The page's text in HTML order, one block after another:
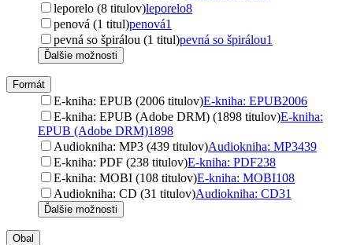
leporelo (8 titulov)leporelo8
penová (1 titul)penová1
pevná so špirálou (1 titul)pevná so špirálou1
Ďalšie možnosti
Formát
E-kniha: EPUB (2006 titulov)E-kniha: EPUB2006
E-kniha: EPUB (Adobe DRM) (1898 titulov)E-kniha:
EPUB (Adobe DRM)1898
Audiokniha: MP3 (439 titulov)Audiokniha: MP3439
E-kniha: PDF (238 titulov)E-kniha: PDF238
E-kniha: MOBI (108 titulov)E-kniha: MOBI108
Audiokniha: CD (31 titulov)Audiokniha: CD31
Ďalšie možnosti
Obal